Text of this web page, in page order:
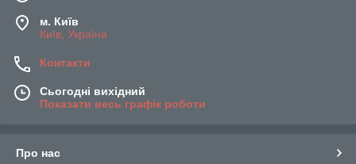
м. Київ
Київ, Україна
Контакти
Сьогодні вихідний
Показати весь графік роботи
Про нас